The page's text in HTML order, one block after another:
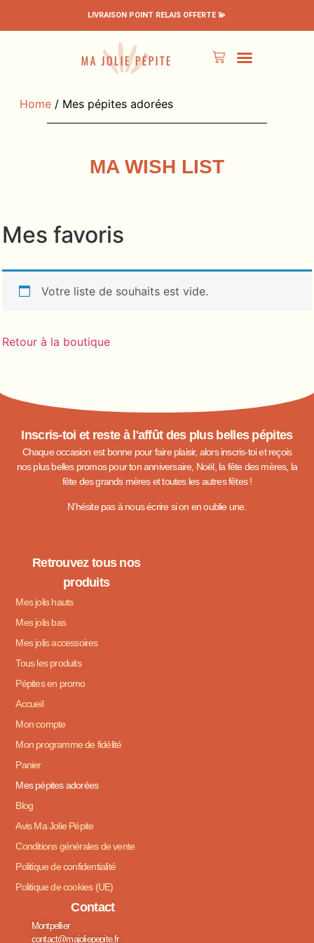
LIVRAISON POINT RELAIS OFFERTE 💫
Home/ Mes pépites adorées
MA WISH LIST
Mes favoris
Votre liste de souhaits est vide.
Retour à la boutique
Inscris-toi et reste à l'affût des plus belles pépites
Chaque occasion est bonne pour faire plaisir, alors inscris-toi et reçois
nos plus belles promos pour ton anniversaire, Noël, la fête des mères, la
fête des grands mères et toutes les autres fêtes !
N’hésite pas à nous écrire si on en oublie une.
Retrouvez tous nos
produits
Mes jolis hauts
Mes jolis bas
Mes jolis accessoires
Tous les produits
Pépites en promo
Accueil
Mon compte
Mon programme de fidélité
Panier
Mes pépites adorées
Blog
Avis Ma Jolie Pépite
Conditions générales de vente
Politique de confidentialité
Politique de cookies (UE)
Contact
Montpellier
contact@majoliepepite.fr